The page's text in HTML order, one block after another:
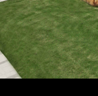
央行：着力推动
住建部：加快构
划重点！未来房
6月1日起， 东
提下 有序复工。今天